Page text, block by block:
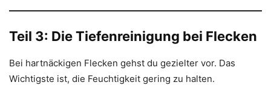
Teil 3: Die Tiefenreinigung bei Flecken
Bei hartnäckigen Flecken gehst du gezielter vor. Das
Wichtigste ist, die Feuchtigkeit gering zu halten.